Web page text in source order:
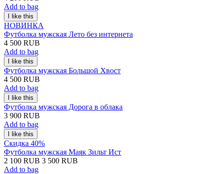
Add to bag
НОВИНКА
Футболка мужская Лето без интернета
4 500 RUB
Add to bag
Футболка мужская Большой Хвост
4 500 RUB
Add to bag
Футболка мужская Дорога в облака
3 900 RUB
Add to bag
Скидка 40%
Футболка мужская Маяк Зильт Ист
2 100 RUB 3 500 RUB
Add to bag